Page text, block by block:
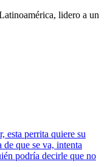
lidero a un
esta perrita quiere su
que se va, intenta
podría decirle que no